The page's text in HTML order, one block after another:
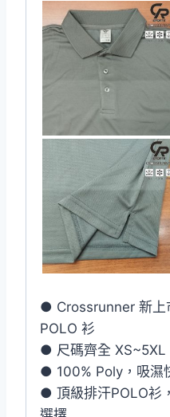
● Crossrunner 新上
POLO 衫
● 尺碼齊全 XS~5XL
● 100% Poly，吸濕
● 頂級排汗POLO衫